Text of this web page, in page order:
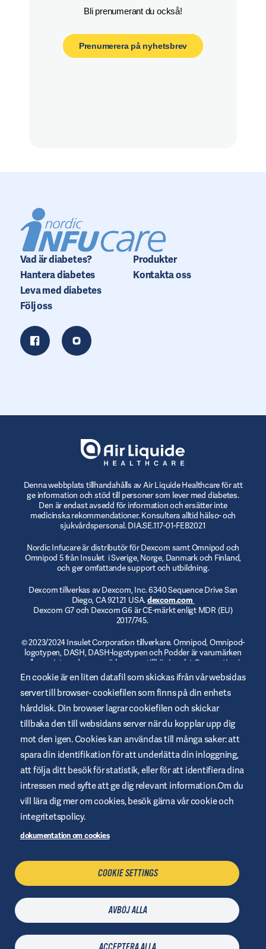
Bli prenumerant du också!
Prenumerera på nyhetsbrev
Vad är diabetes?
Hantera diabetes
Leva med diabetes
Produkter
Kontakta oss
Följ oss
Denna webbplats tillhandahålls av Air Liquide Healthcare för att
ge information och stöd till personer som lever med diabetes.
Den är endast avsedd för information och ersätter inte
medicinska rekommendationer. Konsultera alltid hälso- och
sjukvårdspersonal. DIA.SE.117-01-FEB2021
Nordic Infucare är distributör för Dexcom samt Omnipod och
Omnipod 5 från Insulet i Sverige, Norge, Danmark och Finland,
och ger omfattande support och utbildning.
Dexcom tillverkas av Dexcom, Inc. 6340 Sequence Drive San
Diego, CA 92121 USA.dexcom.com
Dexcom G7 och Dexcom G6 är CE-märkt enligt MDR (EU)
2017/745.
© 2023/2024 Insulet Corporation tillverkare. Omnipod, Omnipod-
logotypen, DASH, DASH-logotypen och Podder är varumärken
eller registrerade varumärken som tillhör Insulet Corporation i
USA och andra jurisdiktioner.myomnipod.com . Omnipod DASH
och Omnipod 5 är CE-märkta enligt MDR (EU) 2017/745.
Allmänna Användarvillkor
Integritetspolicy
Cookies
Ansvarig utgivare
04 juni 2026 | © Air Liquide Healthcare 2021
En cookie är en liten datafil som skickas ifrån vår websidas
server till browser- cookiefilen som finns på din enhets
hårddisk. Din browser lagrar cookiefilen och skickar
tillbaka den till websidans server när du kopplar upp dig
mot den igen. Cookies kan användas till många saker: att
spara din identifikation för att underlätta din inloggning,
att följa ditt besök för statistik, eller för att identifiera dina
intressen med syfte att ge dig relevant information.Om du
vill lära dig mer om cookies, besök gärna vår cookie och
integritetspolicy.
dokumentation om cookies
COOKIE SETTINGS
AVBÖJ ALLA